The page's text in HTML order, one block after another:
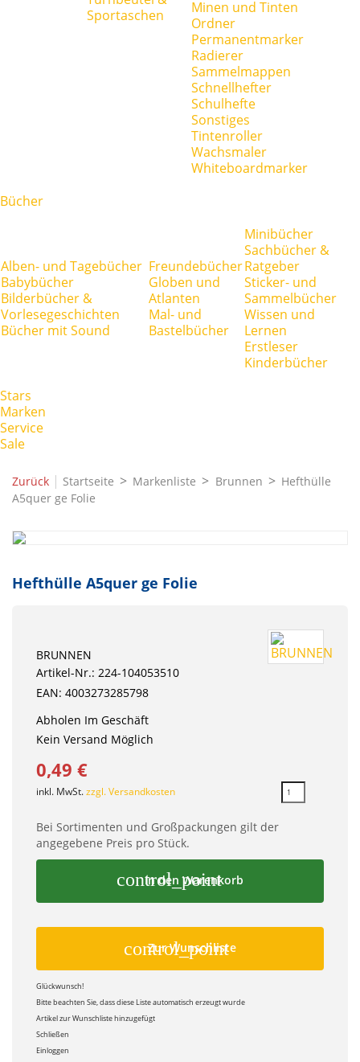
Sportaschen
Minen und Tinten
Ordner
Permanentmarker
Radierer
Sammelmappen
Schnellhefter
Schulhefte
Sonstiges
Tintenroller
Wachsmaler
Whiteboardmarker
Bücher
Alben- und Tagebücher
Babybücher
Bilderbücher &
Vorlesegeschichten
Bücher mit Sound
Freundebücher
Globen und
Atlanten
Mal- und
Bastelbücher
Minibücher
Sachbücher &
Ratgeber
Sticker- und
Sammelbücher
Wissen und
Lernen
Erstleser
Kinderbücher
Stars
Marken
Service
Sale
Zurück | Startseite Markenliste Brunnen
Hefthülle
A5quer ge Folie
Hefthülle A5quer ge Folie
BRUNNEN
Artikel-Nr.: 224-104053510
EAN: 4003273285798
Abholen Im Geschäft
Kein Versand Möglich
0,49 €
inkl. MwSt.zzgl. Versandkosten
Bei Sortimenten und Großpackungen gilt der
angegebene Preis pro Stück.
control_point
In den Warenkorb
control_point
Zur Wunschliste
Glückwunsch!
Bitte beachten Sie, dass diese Liste automatisch erzeugt wurde
Artikel zur Wunschliste hinzugefügt
Schließen
Einloggen